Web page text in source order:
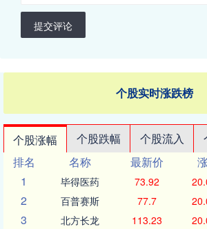
提交评论
个股实时涨跌榜
个股涨幅 个股跌幅 个股流入
排名
名称 最新价
1
毕得医药 73.92
2 百普赛斯 77.7
3 北方长龙 113.23